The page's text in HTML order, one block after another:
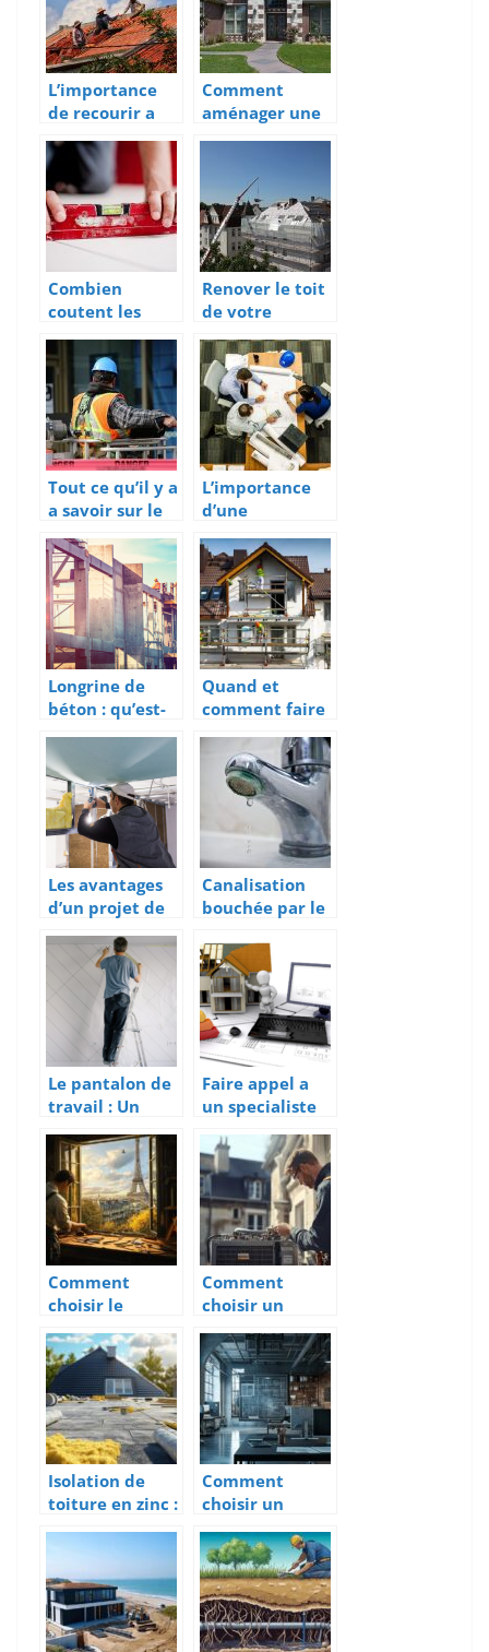
véhicule
L’importance
de recourir a
un couvreur
professionnel
Comment
aménager une
allée de
Combien
coutent les
travaux de
pose de
carrelage
Renover le toit
de votre
maison : les
principaux
enjeux
Tout ce qu’il y a
a savoir sur le
contrat a duree
indeterminee
de chantier
L’importance
d’une
maquette
avant la
realisation de
tout projet
immobilier
Longrine de
béton : qu’est-
ce que c’est ?
Quand et
comment faire
un ravalement
de facade de
maison?
Les avantages
d’un projet de
renovation
globale
Canalisation
bouchée par le
faire ?
Le pantalon de
travail : Un
indispensable
pour les
professionnels
exigeants
Faire appel a
un specialiste
de la
construction
eco-
responsable
pour renover
votre maison
Comment
choisir le
meilleur
service de
réparation de
fenêtres à Paris
?
Comment
choisir un
chauffagiste
pour
l’installation
d’une pompe à
chaleur à
Quimper ?
Isolation de
toiture en zinc :
5 solutions
budget-friendly
contre les
infiltrations
Comment
choisir un
bureau
d’études
ingénierie pour
vos projets
industriels ?